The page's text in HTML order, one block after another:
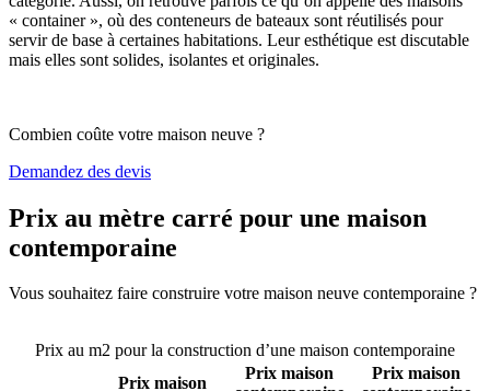
« container », où des conteneurs de bateaux sont réutilisés pour
servir de base à certaines habitations. Leur esthétique est discutable
mais elles sont solides, isolantes et originales.
Combien coûte votre maison neuve ?
Demandez des devis
Prix au mètre carré pour une maison
contemporaine
Vous souhaitez faire construire votre maison neuve contemporaine ?
Prix au m2 pour la construction d’une maison contemporaine
Prix maison
Prix maison
Prix maison